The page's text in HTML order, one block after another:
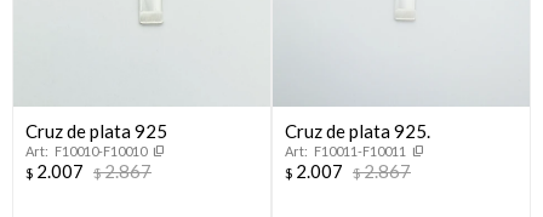
Cruz de plata 925
F10010-F10010
$ 2.007 $2.867
Cruz de plata 925.
F10011-F10011
$ 2.007 $2.867